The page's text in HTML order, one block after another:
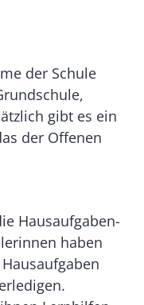
der Schule
gibt es ein
der Offenen
Hausaufgaben-
haben